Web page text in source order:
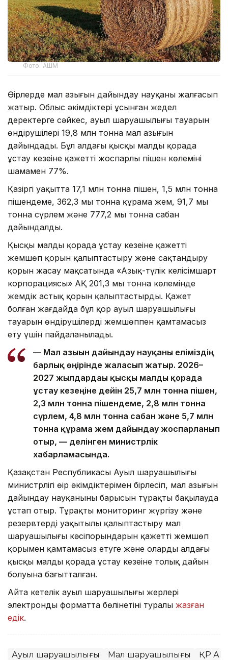
Фото: АШМ
Өңірлерде мал азығын дайындау науқаны жалғасып
жатыр. Облыс әкімдіктері ұсынған жедел
деректерге сәйкес, ауыл шаруашылығы тауарын
өндірушілері 19,8 млн тонна мал азығын
дайындады. Бұл алдағы қысқы малды қорада
ұстау кезеңіне қажетті жоспарлы пішен көлемінің
шамамен 77%.
Қазіргі уақытта 17,1 млн тонна пішен, 1,5 млн тонна
пішендеме, 362,3 мың тонна құрама жем, 91,7 мың
тонна сүрлем және 777,2 мың тонна сабан
дайындалды.
Қысқы малды қорада ұстау кезеңіне қажетті
жемшөп қорын қалыптастыру және сақтандыру
қорын жасау мақсатында «Азық-түлік келісімшарт
корпорациясы» АҚ 201,3 мың тонна көлемінде
жемдік астық қорын қалыптастырды. Қажет
болған жағдайда бұл қор ауыл шаруашылығы
тауарын өндірушілерді жемшөппен қамтамасыз
ету үшін пайдаланылады.
— Мал азығын дайындау науқаны еліміздің
барлық өңірінде жалғасып жатыр. 2026–
2027 жылдардағы қысқы малды қорада
ұстау кезеңіне дейін 25,7 млн тонна пішен,
2,3 млн тонна пішендеме, 2,8 млн тонна
сүрлем, 4,8 млн тонна сабан және 5,7 млн
тонна құрама жем дайындау жоспарланып
отыр, — делінген министрлік
хабарламасында.
Қазақстан Республикасы Ауыл шаруашылығы
министрлігі өңір әкімдіктерімен бірлесіп, мал азығын
дайындау науқанының барысын тұрақты бақылауда
ұстап отыр. Тұрақты мониторинг жүргізу және
резервтерді уақытылы қалыптастыру мал
шаруашылығы кәсіпорындарын қажетті жемшөп
қорымен қамтамасыз етуге және олардың алдағы
қысқы малды қорада ұстау кезеңіне толық дайын
болуына бағытталған.
Айта кетелік ауыл шаруашылығы жерлері
электронды форматта бөлінетіні туралы жазған
едік.
Ауыл шаруашылығы Мал шаруашылығы ҚР